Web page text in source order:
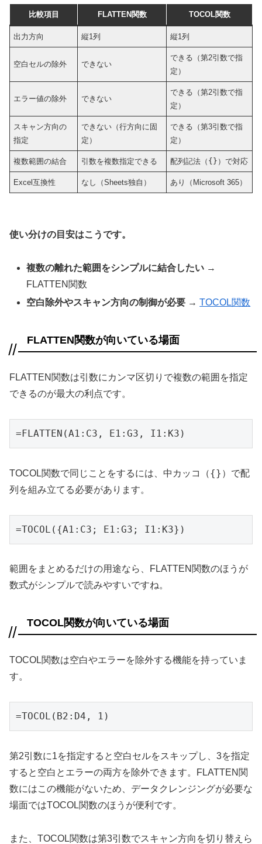
比較項目 FLATTEN関数 TOCOL関数
出力方向 縦1列 縦1列
空白セルの除外 できない
できる（第2引数で指
定）
エラー値の除外 できない
できる（第2引数で指
定）
スキャン方向の
指定
できない（行方向に固
定）
できる（第3引数で指
定）
複数範囲の結合 引数を複数指定できる 配列記法（ {} ）で対応
Excel互換性 なし（Sheets独自） あり（Microsoft 365）
使い分けの目安はこうです。
複数の離れた範囲をシンプルに結合したい →
FLATTEN関数
空白除外やスキャン方向の制御が必要 →TOCOL関数
FLATTEN関数が向いている場面
FLATTEN関数は引数にカンマ区切りで複数の範囲を指定
できるのが最大の利点です。
=FLATTEN(A1:C3, E1:G3, I1:K3)
TOCOL関数で同じことをするには、中カッコ（{} ）で配
列を組み立てる必要があります。
=TOCOL({A1:C3; E1:G3; I1:K3})
範囲をまとめるだけの用途なら、FLATTEN関数のほうが
数式がシンプルで読みやすいですね。
TOCOL関数が向いている場面
TOCOL関数は空白やエラーを除外する機能を持っていま
す。
=TOCOL(B2:D4, 1)
第2引数に1を指定すると空白セルをスキップし、3を指定
すると空白とエラーの両方を除外できます。FLATTEN関
数にはこの機能がないため、データクレンジングが必要な
場面ではTOCOL関数のほうが便利です。
また、TOCOL関数は第3引数でスキャン方向を切り替えら